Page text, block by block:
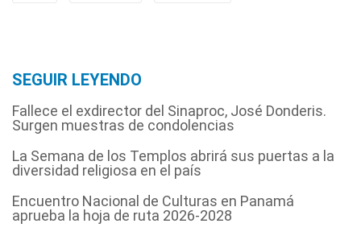
SEGUIR LEYENDO
Fallece el exdirector del Sinaproc, José Donderis.
Surgen muestras de condolencias
La Semana de los Templos abrirá sus puertas a la
diversidad religiosa en el país
Encuentro Nacional de Culturas en Panamá
aprueba la hoja de ruta 2026-2028